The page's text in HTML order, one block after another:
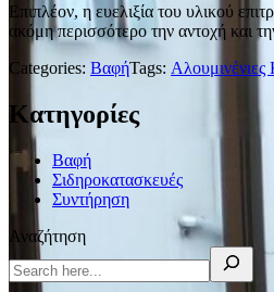
Επιπλέον, η ευελιξία του υλικού
ακόμη περισσότερο την αντοχή και
Categories: ΒαφήTags: Αλουμινένιες
Κατηγορίες
Βαφή
Σιδηροκατασκευές
Συντήρηση
Αναζήτηση